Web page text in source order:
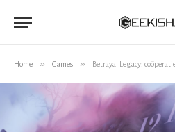
Home » Games » Betrayal Legacy: